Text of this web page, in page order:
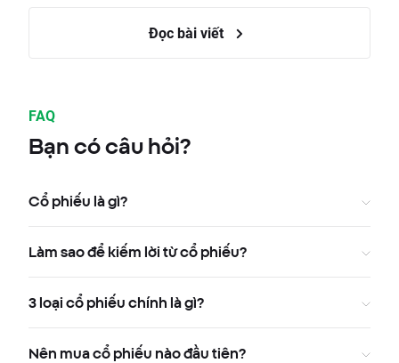
Đọc bài viết
FAQ
Bạn có câu hỏi?
Cổ phiếu là gì?
Làm sao để kiếm lời từ cổ phiếu?
3 loại cổ phiếu chính là gì?
Nên mua cổ phiếu nào đầu tiên?